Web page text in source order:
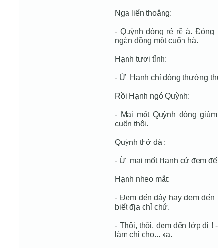
Nga liến thoắng:
- Quỳnh đóng rẻ rề à.
ngàn đồng một cuốn hà.
Hạnh tươi tỉnh:
- Ừ, Hạnh chỉ đóng thường
Rồi Hạnh ngó Quỳnh:
- Mai mốt Quỳnh đóng
cuốn thôi.
Quỳnh thở dài:
- Ừ, mai mốt Hạnh cứ đem
Hạnh nheo mắt:
- Đem đến đây hay đem đến
biết địa chỉ chứ.
- Thôi, thôi, đem đến lớp đi !
làm chi cho... xa.